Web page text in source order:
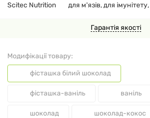
Гарантія якості
Модифікації товару:
фісташка білий шоколад
фісташка-ваніль ваніль
шоколад шоколад-кокос
Scitec Nutrition для м'язів, для